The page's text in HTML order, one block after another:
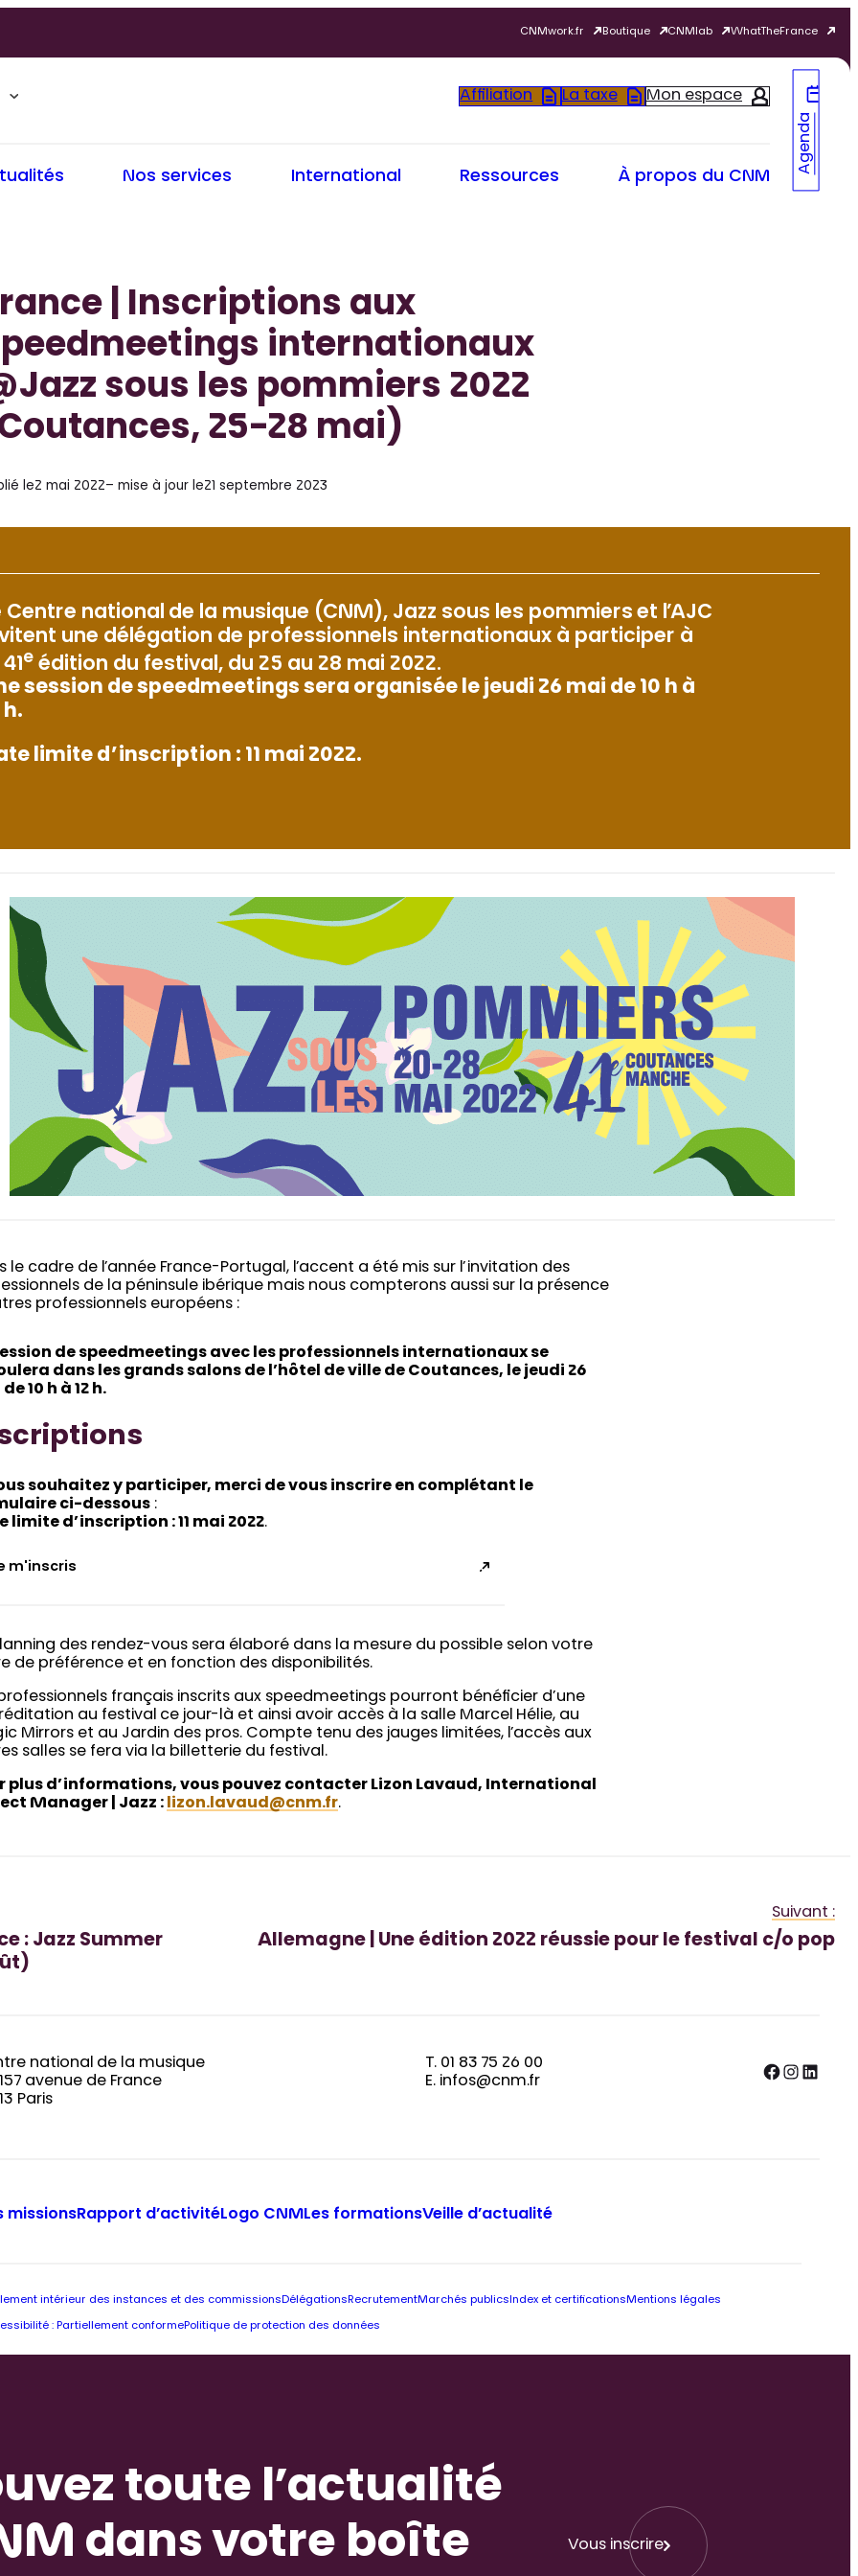
CNMwork.fr Boutique CNMlab WhatTheFrance
Affiliation La taxe Mon espace
Nos services International Ressources À propos du CNM
Agenda
| Inscriptions aux
internationaux
sous les pommiers 2022
25-28 mai)
le2 mai 2022– mise à jour le21 septembre 2023
Centre national de la musique (CNM), Jazz sous les pommiers et l’AJC
une délégation de professionnels internationaux à participer à
e édition du festival, du 25 au 28 mai 2022.
session de speedmeetings sera organisée le jeudi 26 mai de 10 h à
h.
limite d’inscription : 11 mai 2022.
le cadre de l’année France-Portugal, l’accent a été mis sur l’invitation des
de la péninsule ibérique mais nous compterons aussi sur la présence
professionnels européens :
de speedmeetings avec les professionnels internationaux se
dans les grands salons de l’hôtel de ville de Coutances, le jeudi 26
10 h à 12 h.
souhaitez y participer, merci de vous inscrire en complétant le
ci-dessous :
limite d’inscription : 11 mai 2022.
m'inscris
des rendez-vous sera élaboré dans la mesure du possible selon votre
de préférence et en fonction des disponibilités.
français inscrits aux speedmeetings pourront bénéficier d’une
au festival ce jour-là et ainsi avoir accès à la salle Marcel Hélie, au
Mirrors et au Jardin des pros. Compte tenu des jauges limitées, l’accès aux
salles se fera via la billetterie du festival.
plus d’informations, vous pouvez contacter Lizon Lavaud, International
Manager | Jazz : lizon.lavaud@cnm.fr.
: Jazz Summer
Suivant :
Allemagne | Une édition 2022 réussie pour le festival c/o pop
national de la musique
157 avenue de France
Paris
T. 01 83 75 26 00
E. infos@cnm.fr
Facebook InstagramLinkedIn
missionsRapport d’activitéLogo CNMLes formationsVeille d’actualité
intérieur des instances et des commissionsDélégationsRecrutementMarchés publicsIndex et certificationsMentions légales
: Partiellement conformePolitique de protection des données
toute l’actualité
dans votre boîte
Vous inscrire